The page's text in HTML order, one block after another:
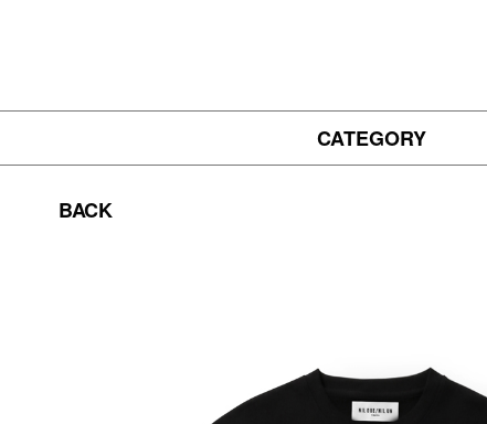
CATEGORY
BACK